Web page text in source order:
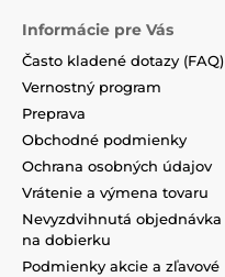
Informácie pre Vás
Často kladené dotazy (FAQ)
Vernostný program
Preprava
Obchodné podmienky
Ochrana osobných údajov
Vrátenie a výmena tovaru
Nevyzdvihnutá objednávka
na dobierku
Podmienky akcie a zľavové